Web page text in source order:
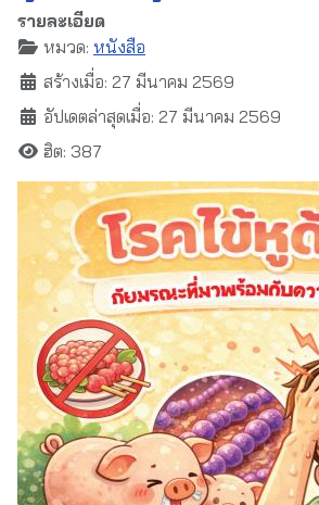
รายละเอียด
หมวด: หนังสือ
สร้างเมื่อ: 27 มีนาคม 2569
อัปเดตล่าสุดเมื่อ: 27 มีนาคม 2569
ฮิต: 387